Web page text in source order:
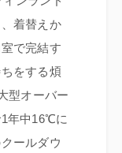
着替えか
で完結す
をする煩
型オーバー
年中16℃に
ールダウ